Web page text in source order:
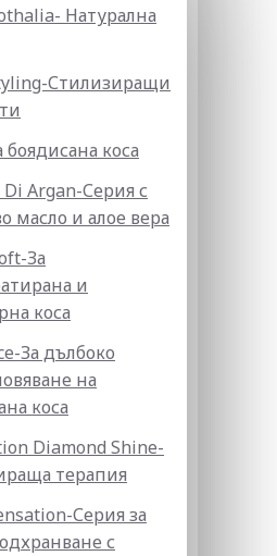
Натурална
Стилизиращи
боядисана коса
Argan-Серия с
масло и алое вера
За
и
коса
За дълбоко
на
коса
Diamond Shine-
терапия
Серия за
с